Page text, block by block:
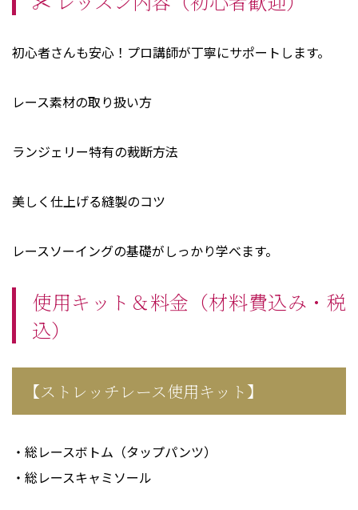
初心者さんも安心！プロ講師が丁寧にサポートします。
レース素材の取り扱い方
ランジェリー特有の裁断方法
美しく仕上げる縫製のコツ
レースソーイングの基礎がしっかり学べます。
使用キット＆料金（材料費込み・税
込）
【ストレッチレース使用キット】
・総レースボトム（タップパンツ）
・総レースキャミソール